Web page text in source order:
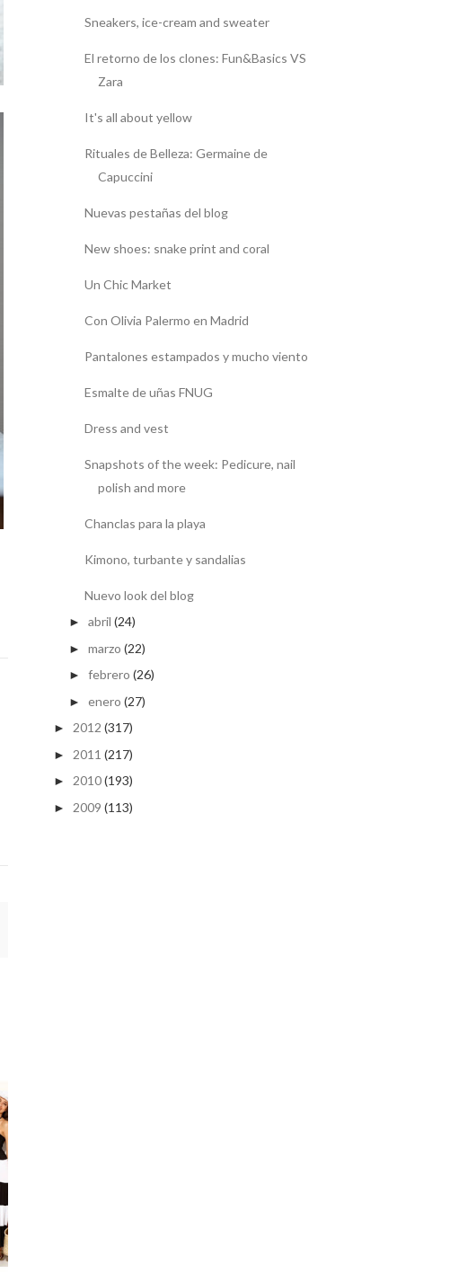
Sneakers, ice-cream and sweater
El retorno de los clones: Fun&Basics VS
Zara
It's all about yellow
Rituales de Belleza: Germaine de
Capuccini
Nuevas pestañas del blog
New shoes: snake print and coral
Un Chic Market
Con Olivia Palermo en Madrid
Pantalones estampados y mucho viento
Esmalte de uñas FNUG
Dress and vest
Snapshots of the week: Pedicure, nail
polish and more
Chanclas para la playa
Kimono, turbante y sandalias
Nuevo look del blog
► abril (24)
► marzo (22)
► febrero (26)
► enero (27)
► 2012 (317)
► 2011 (217)
► 2010(193)
► 2009 (113)